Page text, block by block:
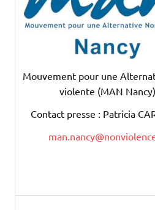
Mouvement pour une
violente (MAN Nancy)
Contact presse : Patricia